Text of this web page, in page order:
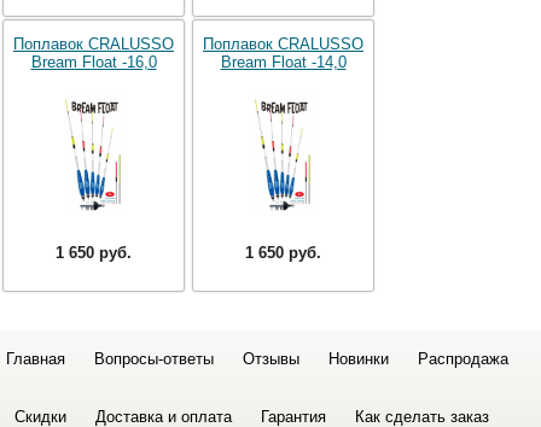
Поплавок CRALUSSO
Bream Float -16,0
1 650 руб.
Поплавок CRALUSSO
Bream Float -14,0
1 650 руб.
Главная Вопросы-ответы Отзывы Новинки Распродажа
Скидки Доставка и оплата Гарантия Как сделать заказ